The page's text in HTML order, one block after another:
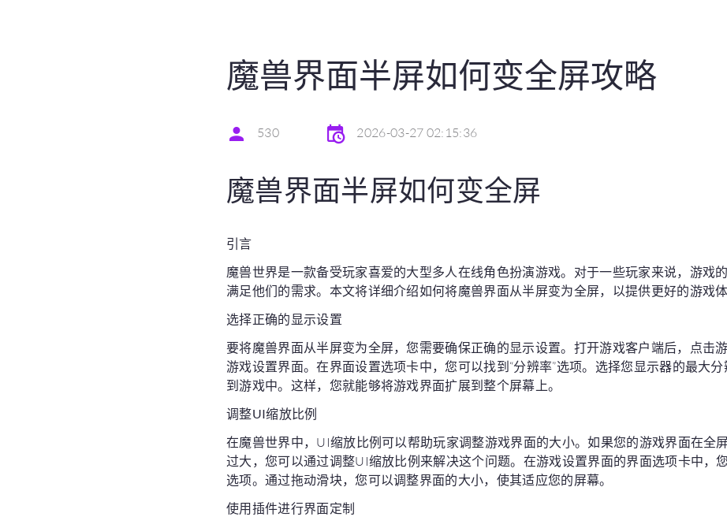
魔兽界面半屏如何变全屏攻略
530 2026-03-27 02:15:36
魔兽界面半屏如何变全屏
引言
魔兽世界是一款备受玩家喜爱的大型多人在线角色扮演游戏。对于一些玩家来说，游戏
满足他们的需求。本文将详细介绍如何将魔兽界面从半屏变为全屏，以提供更好的游戏体
选择正确的显示设置
要将魔兽界面从半屏变为全屏，您需要确保正确的显示设置。打开游戏客户端后，点击
游戏设置界面。在界面设置选项卡中，您可以找到“分辨率”选项。选择您显示器的最大
到游戏中。这样，您就能够将游戏界面扩展到整个屏幕上。
调整UI缩放比例
在魔兽世界中，UI缩放比例可以帮助玩家调整游戏界面的大小。如果您的游戏界面在全
过大，您可以通过调整UI缩放比例来解决这个问题。在游戏设置界面的界面选项卡中，
选项。通过拖动滑块，您可以调整界面的大小，使其适应您的屏幕。
使用插件进行界面定制